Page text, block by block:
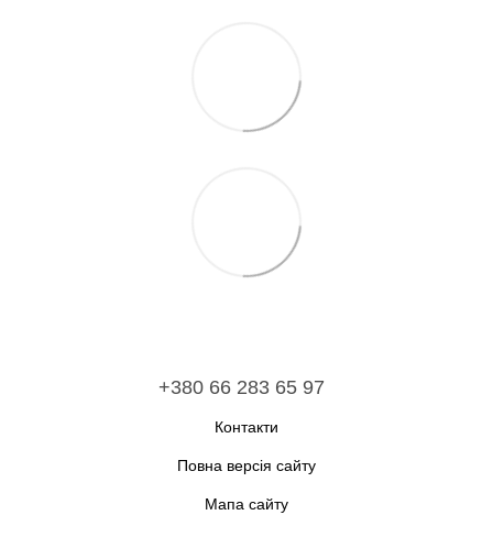
+380 66 283 65 97
Контакти
Повна версія сайту
Мапа сайту